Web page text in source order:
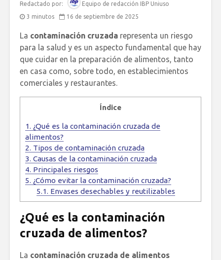
Redactado por:
Equipo de redacción IBP Uniuso
3 minutos
16 de septiembre de 2025
La contaminación cruzada representa un riesgo
para la salud y es un aspecto fundamental que hay
que cuidar en la preparación de alimentos, tanto
en casa como, sobre todo, en establecimientos
comerciales y restaurantes.
Índice
1. ¿Qué es la contaminación cruzada de
alimentos?
2. Tipos de contaminación cruzada
3. Causas de la contaminación cruzada
4. Principales riesgos
5. ¿Cómo evitar la contaminación cruzada?
5.1. Envases desechables y reutilizables
¿Qué es la contaminación
cruzada de alimentos?
La contaminación cruzada de alimentos